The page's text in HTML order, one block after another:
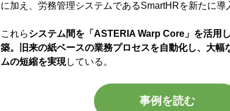
に加え、労務管理システムであるSmartHRを新たに導
これらシステム間を「ASTERIA Warp Core」を活用
築。旧来の紙ベースの業務プロセスを自動化し、大幅
ムの短縮を実現している。
事例を読む